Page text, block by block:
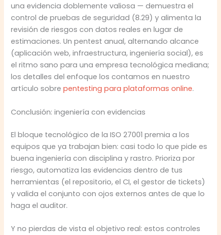
una evidencia doblemente valiosa — demuestra el
control de pruebas de seguridad (8.29) y alimenta la
revisión de riesgos con datos reales en lugar de
estimaciones. Un pentest anual, alternando alcance
(aplicación web, infraestructura, ingeniería social), es
el ritmo sano para una empresa tecnológica mediana;
los detalles del enfoque los contamos en nuestro
artículo sobrepentesting para plataformas online.
Conclusión: ingeniería con evidencias
El bloque tecnológico de la ISO 27001 premia a los
equipos que ya trabajan bien: casi todo lo que pide es
buena ingeniería con disciplina y rastro. Prioriza por
riesgo, automatiza las evidencias dentro de tus
herramientas (el repositorio, el CI, el gestor de tickets)
y valida el conjunto con ojos externos antes de que lo
haga el auditor.
Y no pierdas de vista el objetivo real: estos controles